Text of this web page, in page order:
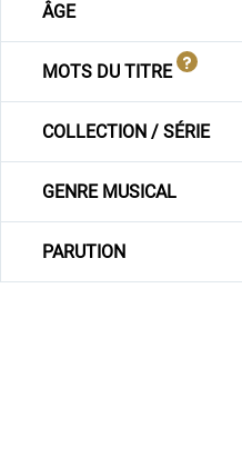
ÂGE
MOTS DU TITRE
COLLECTION / SÉRIE
GENRE MUSICAL
PARUTION